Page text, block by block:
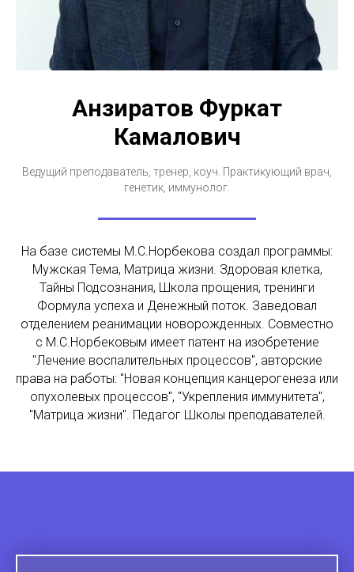
Анзиратов Фуркат
Камалович
Ведущий преподаватель, тренер, коуч. Практикующий врач,
генетик, иммунолог.
На базе системы М.С.Норбекова создал программы:
Мужская Тема, Матрица жизни. Здоровая клетка,
Тайны Подсознания, Школа прощения, тренинги
Формула успеха и Денежный поток. Заведовал
отделением реанимации новорожденных. Совместно
с М.С.Норбековым имеет патент на изобретение
"Лечение воспалительных процессов", авторские
права на работы: "Новая концепция канцерогенеза или
опухолевых процессов", "Укрепления иммунитета",
"Матрица жизни". Педагог Школы преподавателей.